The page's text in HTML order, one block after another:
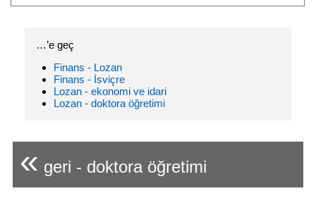
…’e geç
Finans - Lozan
Finans - İsviçre
Lozan - ekonomi ve idari
Lozan - doktora öğretimi
« geri - doktora öğretimi